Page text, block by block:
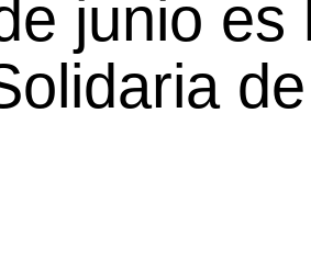
junio es
de